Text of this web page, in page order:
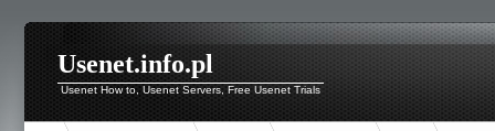
Usenet.info.pl
Usenet How to, Usenet Servers, Free Usenet Trials